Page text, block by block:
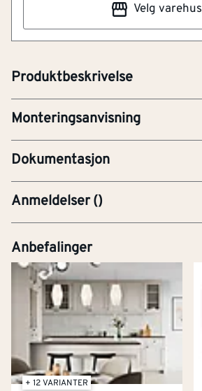
Velg varehus
Produktbeskrivelse
101178866
Monteringsanvisning
Last ned monteringsanvisning
Dokumentasjon
MAN-Monteringsanvisning
Anmeldelser()
Anbefalinger
+ 12 VARIANTER